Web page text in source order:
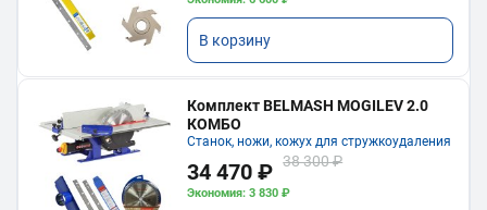
В корзину
Комплект BELMASH MOGILEV 2.0
КОМБО
Станок, ножи, кожух для стружкоудаления
34 470 ₽ 38 300 ₽
Экономия: 3 830 ₽